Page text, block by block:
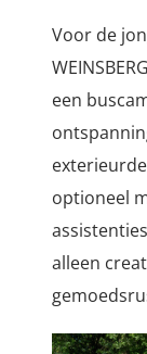
Voor de
een
optioneel
alleen